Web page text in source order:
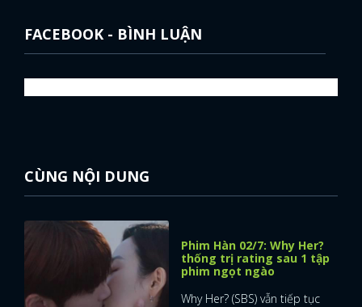
FACEBOOK - BÌNH LUẬN
CÙNG NỘI DUNG
Phim Hàn 02/7: Why Her?
thống trị rating sau 1 tập
phim ngọt ngào
Why Her? (SBS) vẫn tiếp tục